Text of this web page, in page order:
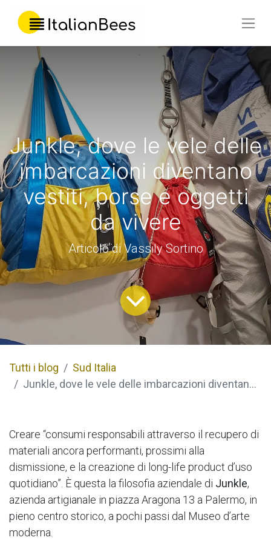
Junkle, dove le vele delle
imbarcazioni diventano
vestiti, borse e oggetti
da vivere
Articolo di Vassily Sortino
Tutti i blog
Sud Italia
Junkle, dove le vele delle imbarcazioni diventano vestiti, borse e oggetti da vivere
Creare “consumi responsabili attraverso il recupero di
materiali ancora performanti, prossimi alla
dismissione, e la creazione di long-life product d’uso
quotidiano”. È questa la filosofia aziendale di Junkle,
azienda artigianale in piazza Aragona 13 a Palermo, in
pieno centro storico, a pochi passi dal Museo d’arte
moderna.